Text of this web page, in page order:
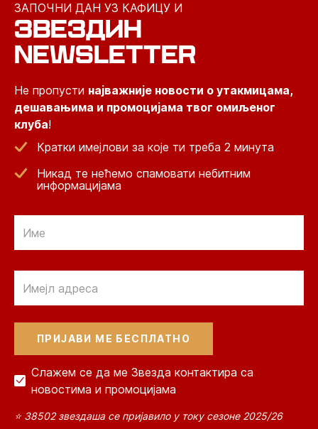
ЗАПОЧНИ ДАН УЗ КАФИЦУ И
ЗВЕЗДИН
NEWSLETTER
Не пропусти најважније новости о утакмицама,
дешавањима и промоцијама твог омиљеног
клуба!
Кратки имејлови за које ти треба 2 минута
Никад те нећемо спамовати небитним
информацијама
Слажем се да ме Звезда контактира са
новостима и промоцијама
⭐ 38502 звездаша се пријавило у току сезоне 2025/26